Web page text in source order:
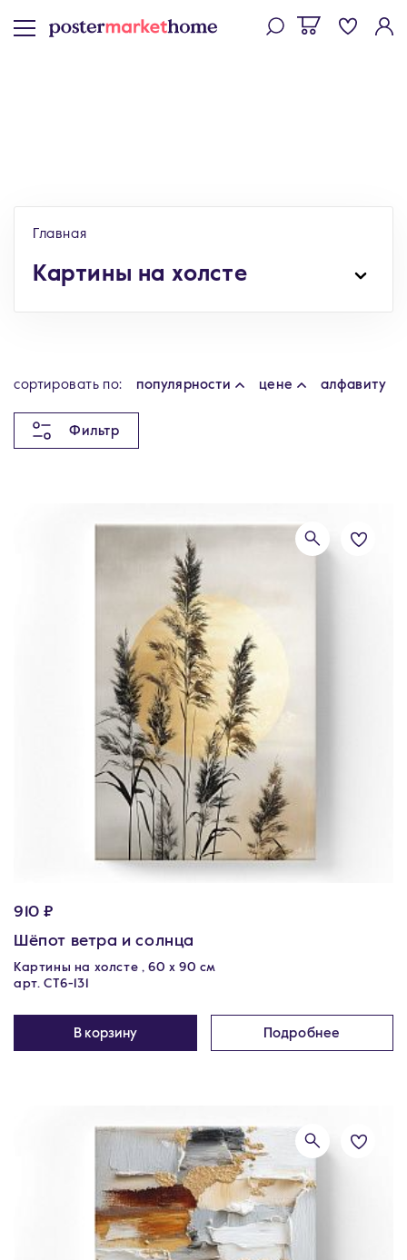
Главная
Картины на холсте
cортировать по: популярности цене алфавиту
Фильтр
910 ₽
Шёпот ветра и солнца
Картины на холсте , 60 х 90 см
арт. CT6-131
В корзину Подробнее